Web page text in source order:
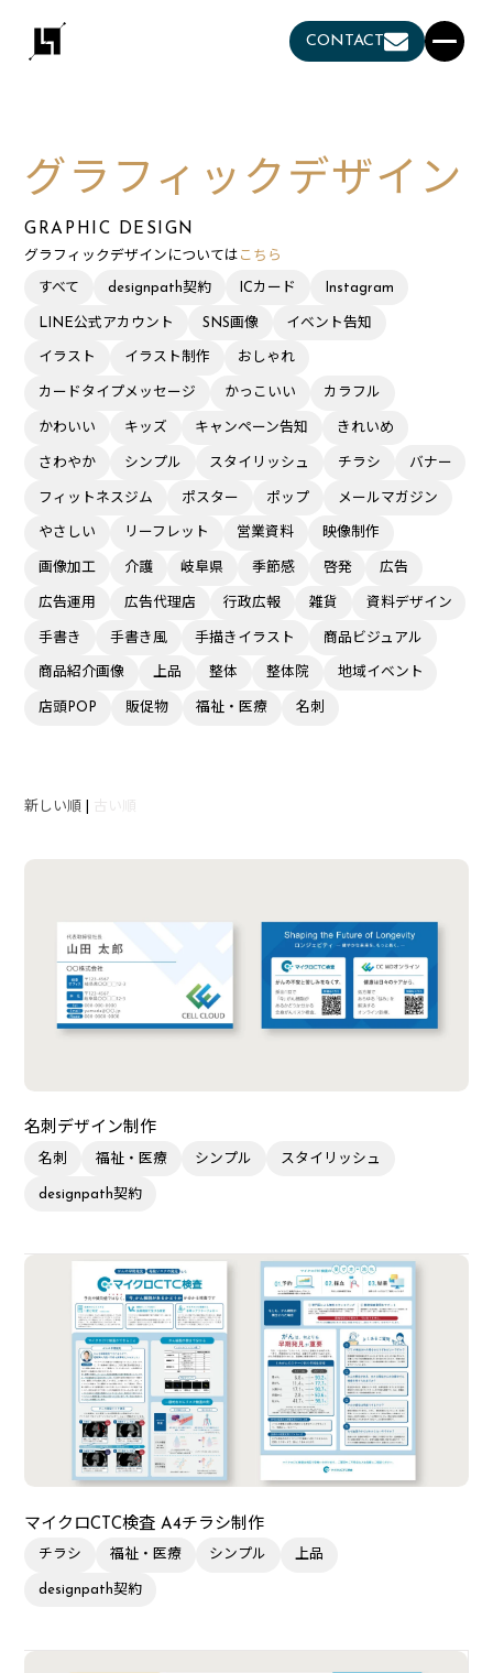
CONTACT
GRAPHIC DESIGN
グラフィックデザイン
グラフィックデザインについては こちら
すべて designpath契約 ICカード Instagram
LINE公式アカウント SNS画像 イベント告知
イラスト イラスト制作 おしゃれ
カードタイプメッセージ かっこいい カラフル
かわいい キッズ キャンペーン告知 きれいめ
さわやか シンプル スタイリッシュ チラシ バナー
フィットネスジム ポスター ポップ メールマガジン
やさしい リーフレット 営業資料 映像制作
画像加工 介護 岐阜県 季節感 啓発 広告
広告運用 広告代理店 行政広報 雑貨 資料デザイン
手書き 手書き風 手描きイラスト 商品ビジュアル
商品紹介画像 上品 整体 整体院 地域イベント
店頭POP 販促物 福祉・医療 名刺
新しい順 古い順
名刺デザイン制作
名刺 福祉・医療 シンプル スタイリッシュ
designpath契約
マイクロCTC検査 A4チラシ制作
チラシ 福祉・医療 シンプル 上品
designpath契約